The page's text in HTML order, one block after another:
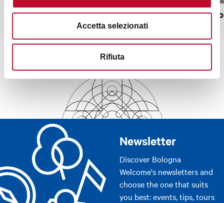
Accetta selezionati
Rifiuta
Sostegno del Grassi
Newsletter
Discover Bologna
Welcome's newsletters and
choose the one that suits
you best: events, tips, tours